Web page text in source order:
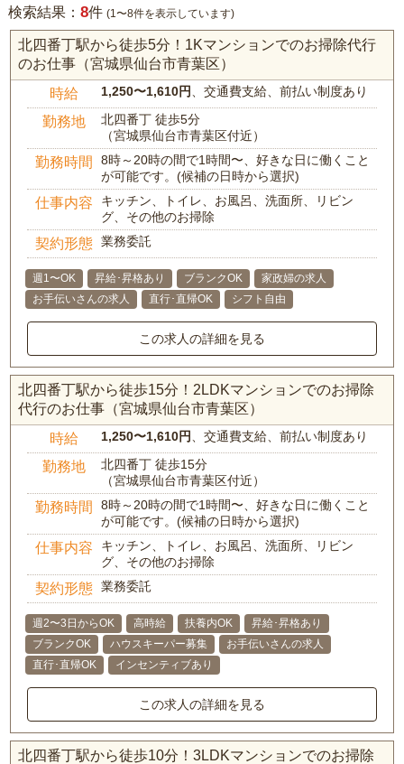
検索結果： 8件 (1〜8件を表示しています)
北四番丁駅から徒歩5分！1Kマンションでのお掃除代行
のお仕事（宮城県仙台市青葉区）
時給 1,250〜1,610円 、交通費支給、前払い制度あり
勤務地
北四番丁 徒歩5分
（宮城県仙台市青葉区付近）
勤務時間
8時～20時の間で1時間〜、好きな日に働くこと
が可能です。(候補の日時から選択)
仕事内容
キッチン、トイレ、お風呂、洗面所、リビン
グ、その他のお掃除
契約形態 業務委託
週1〜OK 昇給･昇格あり ブランクOK
家政婦の求人
お手伝いさんの求人
直行･直帰OK シフト自由
この求人の詳細を見る
北四番丁駅から徒歩15分！2LDKマンションでのお掃除
代行のお仕事（宮城県仙台市青葉区）
時給 1,250〜1,610円 、交通費支給、前払い制度あり
勤務地
北四番丁 徒歩15分
（宮城県仙台市青葉区付近）
勤務時間
8時～20時の間で1時間〜、好きな日に働くこと
が可能です。(候補の日時から選択)
仕事内容
キッチン、トイレ、お風呂、洗面所、リビン
グ、その他のお掃除
契約形態 業務委託
週2〜3日からOK 高時給 扶養内OK
昇給･昇格あり
ブランクOK
ハウスキーパー募集
お手伝いさんの求人
直行･直帰OK
インセンティブあり
この求人の詳細を見る
北四番丁駅から徒歩10分！3LDKマンションでのお掃除